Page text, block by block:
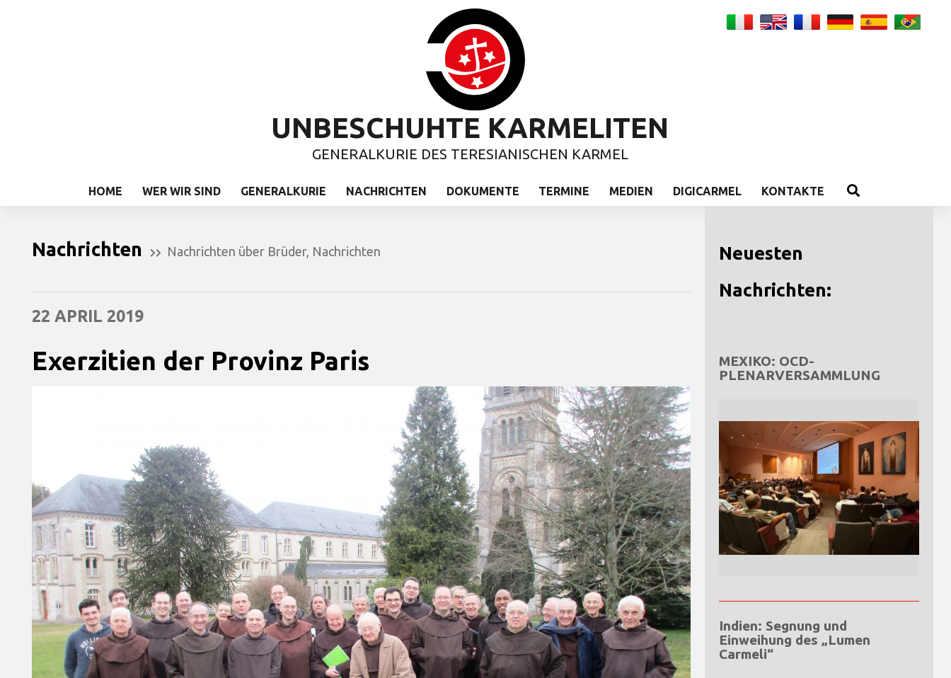
UNBESCHUHTE KARMELITEN
GENERALKURIE DES TERESIANISCHEN KARMEL
HOME WER WIR SIND GENERALKURIE NACHRICHTEN DOKUMENTE TERMINE MEDIEN DIGICARMEL KONTAKTE
Nachrichten Nachrichten über Brüder, Nachrichten
22 APRIL 2019
Exerzitien der Provinz Paris
Neuesten
Nachrichten:
MEXIKO: OCD-
PLENARVERSAMMLUNG
Indien: Segnung und
Einweihung des „Lumen
Carmeli“